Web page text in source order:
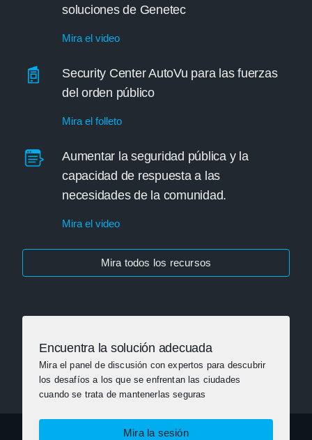
soluciones de Genetec
Mira el video
Security Center AutoVu para las fuerzas
del orden público
Mira el folleto
Aumentar la seguridad pública y la
capacidad de respuesta a las
necesidades de la comunidad.
Mira el video
Mira todos los recursos
Encuentra la solución adecuada
Mira el panel de discusión con expertos para descubrir
los desafíos a los que se enfrentan las ciudades
cuando se trata de mantenerlas seguras
Mira la sesión